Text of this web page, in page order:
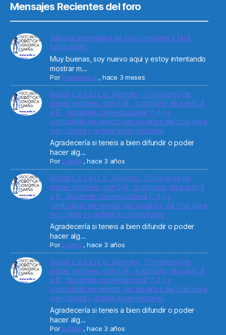
Mensajes Recientes del foro
Válvulas pepepako de bajo consumo y fácil
fabricación.
Muy buenas, soy nuevo aqui y estoy intentando
mostrar m...
Por Pepepako2 , hace 3 meses
Robot L o L a i L o _Remoto : 10 maneras de
mover motores. con 3 IA , autónomo de punto A
a B , Asistente conversacional ( I A ) y
controlado en remoto por usuarios del chat para
ver cámara y activar luces-motores
Agradecería si teneis a bien difundir o poder
hacer alg...
Por Lolailo ,hace 3 años
Robot L o L a i L o _Remoto : 10 maneras de
mover motores. con 3 IA , autónomo de punto A
a B , Asistente conversacional ( I A ) y
controlado en remoto por usuarios del chat para
ver cámara y activar luces-motores
Agradecería si teneis a bien difundir o poder
hacer alg...
Por Lolailo ,hace 3 años
Robot L o L a i L o _Remoto : 10 maneras de
mover motores. con 3 IA , autónomo de punto A
a B , Asistente conversacional ( I A ) y
controlado en remoto por usuarios del chat para
ver cámara y activar luces-motores
Agradecería si teneis a bien difundir o poder
hacer alg...
Por Lolailo ,hace 3 años